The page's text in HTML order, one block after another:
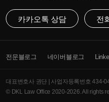
카카오톡 상담 전
전문블로그 네이버블로그
대표변호사 권단 | 사업자등록번호 434-
© DKL Law Office 2020-2026. All rights